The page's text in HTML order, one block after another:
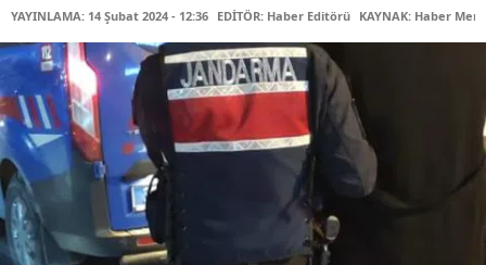
YAYINLAMA: 14 Şubat 2024 - 12:36 EDİTÖR: Haber Editörü KAYNAK: Haber